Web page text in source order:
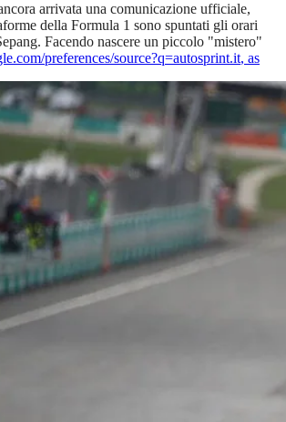
arrivata una comunicazione ufficiale,
della Formula 1 sono spuntati gli orari
Facendo nascere un piccolo "mistero"
preferences/source?q=autosprint.it, as